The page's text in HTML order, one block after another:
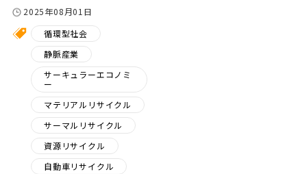
2025年08月01日
循環型社会
静脈産業
サーキュラーエコノミ
ー
マテリアルリサイクル
サーマルリサイクル
資源リサイクル
自動車リサイクル